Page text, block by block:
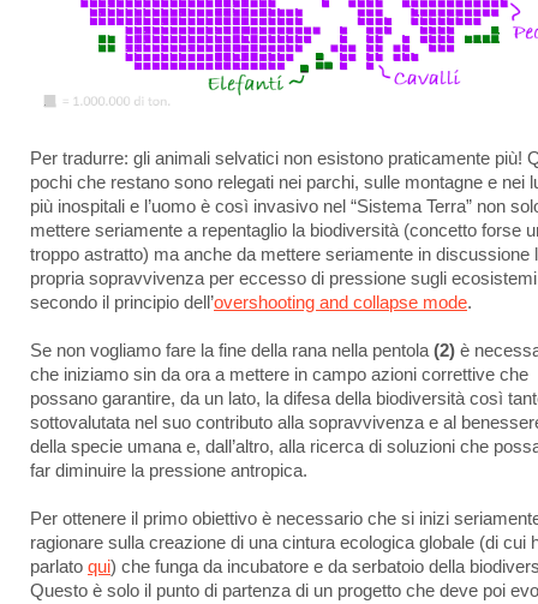
Per tradurre: gli animali selvatici non esistono praticamente più!
pochi che restano sono relegati nei parchi, sulle montagne e nei
più inospitali e l’uomo è così invasivo nel “Sistema Terra” non
mettere seriamente a repentaglio la biodiversità (concetto forse
troppo astratto) ma anche da mettere seriamente in discussione
propria sopravvivenza per eccesso di pressione sugli ecosistemi
secondo il principio dell’overshooting and collapse mode.
Se non vogliamo fare la fine della rana nella pentola (2) è
che iniziamo sin da ora a mettere in campo azioni correttive che
possano garantire, da un lato, la difesa della biodiversità così
sottovalutata nel suo contributo alla sopravvivenza e al
della specie umana e, dall’altro, alla ricerca di soluzioni che
far diminuire la pressione antropica.
Per ottenere il primo obiettivo è necessario che si inizi
ragionare sulla creazione di una cintura ecologica globale (di cui
parlato qui) che funga da incubatore e da serbatoio della
Questo è solo il punto di partenza di un progetto che deve poi